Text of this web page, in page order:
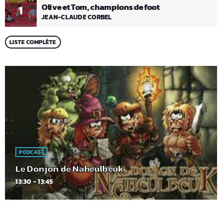
1 Olive et Tom, champions de foot
JEAN-CLAUDE CORBEL
LISTE COMPLÈTE
PODCAST
Le Donjon de Naheulbeuk
13:30 - 13:45